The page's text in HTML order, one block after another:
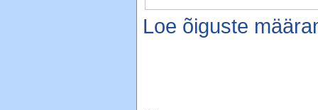
Loe õiguste